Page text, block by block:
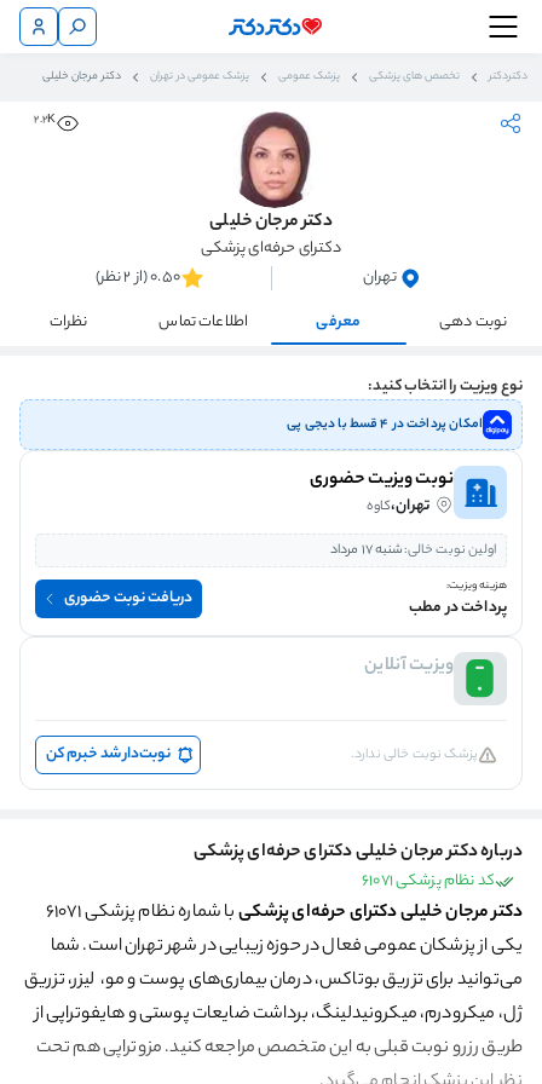
دکتردکتر تخصص های پزشکی پزشک عمومی پزشک عمومی در تهران دکتر مرجان خلیلی
2.2K
دکتر مرجان خلیلی
دکترای حرفه‌ای پزشکی
تهران
0.50 (از 2 نظر)
نوبت دهی
معرفی اطلاعات تماس نظرات
نوع ویزیت را انتخاب کنید:
امکان پرداخت در ۴ قسط با دیجی پی
نوبت ویزیت حضوری
تهران،کاوه
اولین نوبت خالی:شنبه 17 مرداد
هزینه ویزیت:
پرداخت در مطب دریافت نوبت حضوری
ویزیت آنلاین
پزشک نوبت خالی ندارد. نوبت‌دار شد خبرم کن
درباره دکتر مرجان خلیلی دکترای حرفه‌ای پزشکی
کد نظام پزشکی 61071
دکتر مرجان خلیلی دکترای حرفه‌ای پزشکی
با شماره نظام پزشکی 61071
یکی از پزشکان عمومی فعال در حوزه زیبایی در شهر تهران است. شما
می‌توانید برای تزریق بوتاکس، درمان بیماری‌های پوست و مو، لیزر، تزریق
ژل، میکرودرم، میکرونیدلینگ، برداشت ضایعات پوستی و هایفوتراپی از
طریق رزرو نوبت قبلی به این متخصص مراجعه کنید. مزوتراپی هم تحت